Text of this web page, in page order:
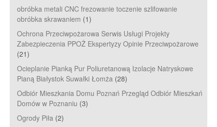
obróbka metali CNC frezowanie toczenie szlifowanie
obróbka skrawaniem (1)
Ochrona Przeciwpożarowa Serwis Usługi Projekty
Zabezpieczenia PPOŻ Ekspertyzy Opinie Przeciwpożarowe
(21)
Ocieplanie Pianką Pur Poliuretanową Izolacje Natryskowe
Pianą Białystok Suwałki Łomża (28)
Odbiór Mieszkania Domu Poznań Przegląd Odbiór Mieszkań
Domów w Poznaniu (3)
Ogrody Piła (2)